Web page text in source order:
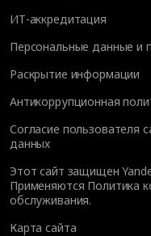
ИТ-аккредитация
Персональные данные и
Раскрытие информации
Антикоррупционная
Согласие пользователя
данных
Этот сайт защищен
Применяются Политика
обслуживания.
Карта сайта